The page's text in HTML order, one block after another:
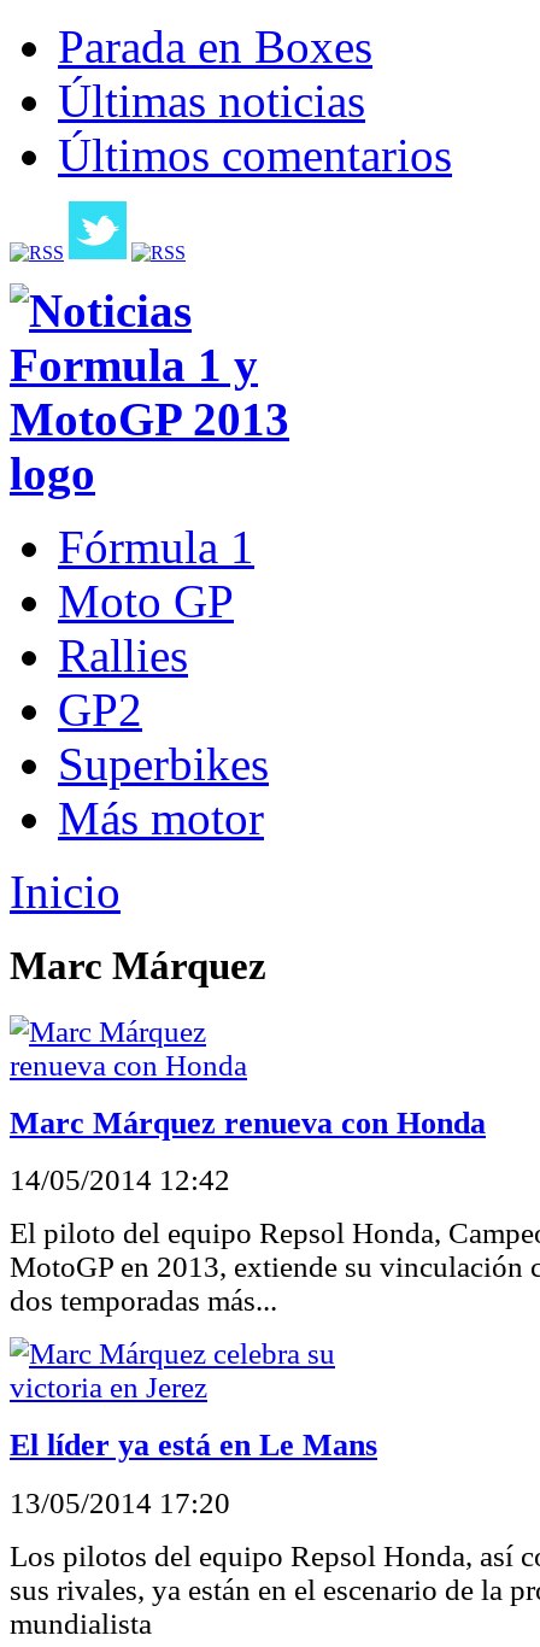
Parada en Boxes
Últimas noticias
Últimos comentarios
Fórmula 1
Moto GP
Rallies
GP2
Superbikes
Más motor
Inicio
Marc Márquez
Marc Márquez renueva con Honda
14/05/2014 12:42
El piloto del equipo Repsol Honda,
MotoGP en 2013, extiende su vinculación
dos temporadas más...
El líder ya está en Le Mans
13/05/2014 17:20
Los pilotos del equipo Repsol Honda, así
sus rivales, ya están en el escenario de la
mundialista